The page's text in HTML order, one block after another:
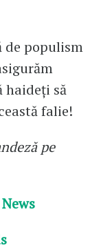
de populism
haideți să
falie!
pe